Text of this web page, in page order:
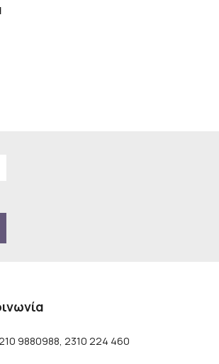
9880988, 2310 224 460